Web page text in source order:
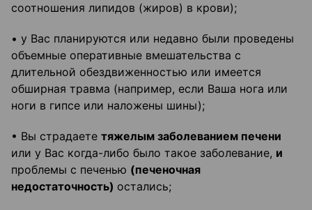
соотношения липидов (жиров) в крови);
• у Вас планируются или недавно были проведены
объемные оперативные вмешательства с
длительной обездвиженностью или имеется
обширная травма (например, если Ваша нога или
ноги в гипсе или наложены шины);
• Вы страдаете тяжелым заболеванием печени
или у Вас когда-либо было такое заболевание, и
проблемы с печенью (печеночная
недостаточность) остались;